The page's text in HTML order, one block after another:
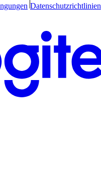
Datenschutzrichtlinien